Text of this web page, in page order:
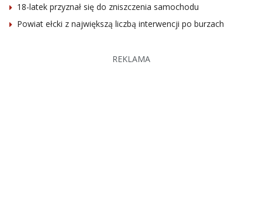
18-latek przyznał się do zniszczenia samochodu
Powiat ełcki z największą liczbą interwencji po burzach
REKLAMA